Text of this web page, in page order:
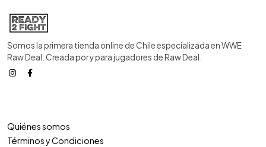
Somos la primera tienda online de Chile especializada en WWE
Raw Deal. Creada por y para jugadores de Raw Deal.
Quiénes somos
Términos y Condiciones